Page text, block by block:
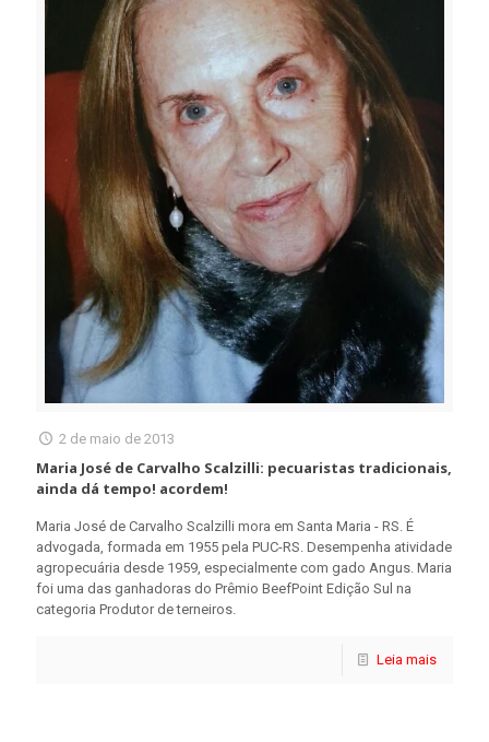
2 de maio de 2013
Maria José de Carvalho Scalzilli: pecuaristas tradicionais,
ainda dá tempo! acordem!
Maria José de Carvalho Scalzilli mora em Santa Maria - RS. É
advogada, formada em 1955 pela PUC-RS. Desempenha atividade
agropecuária desde 1959, especialmente com gado Angus. Maria
foi uma das ganhadoras do Prêmio BeefPoint Edição Sul na
categoria Produtor de terneiros.
Leia mais